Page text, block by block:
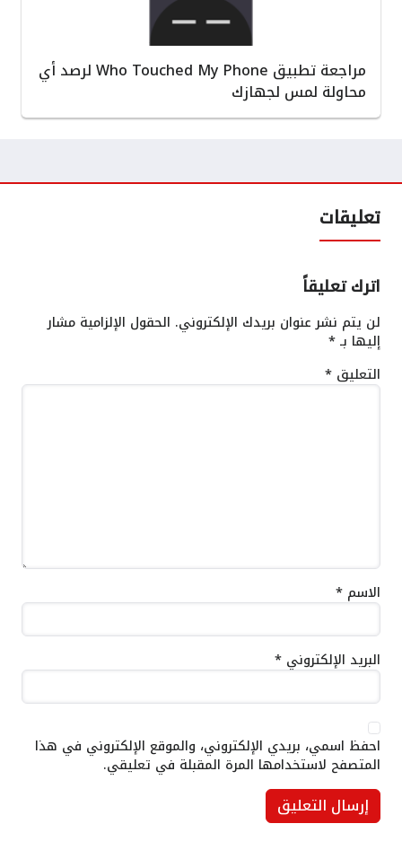
مراجعة تطبيق Who Touched My Phone لرصد أي
محاولة لمس لجهازك
تعليقات
اترك تعليقاً
لن يتم نشر عنوان بريدك الإلكتروني. الحقول الإلزامية مشار
إليها بـ*
التعليق *
الاسم *
البريد الإلكتروني *
احفظ اسمي، بريدي الإلكتروني، والموقع الإلكتروني في هذا
المتصفح لاستخدامها المرة المقبلة في تعليقي.